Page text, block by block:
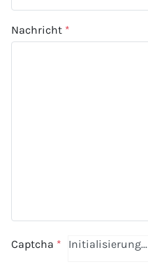
Nachricht *
Captcha * Initialisierung...